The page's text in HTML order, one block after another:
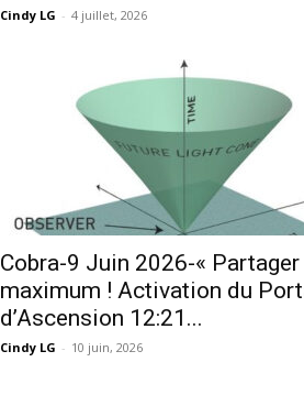
Cindy LG - 4 juillet, 2026
Cobra-9 Juin 2026-« Partager
maximum ! Activation du
d’Ascension 12:21...
Cindy LG - 10 juin, 2026